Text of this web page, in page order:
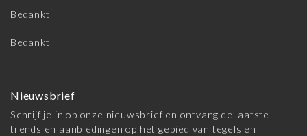
Bedankt
Bedankt
Nieuwsbrief
Schrijf je in op onze nieuwsbrief en ontvang de laatste
trends en aanbiedingen op het gebied van tegels en